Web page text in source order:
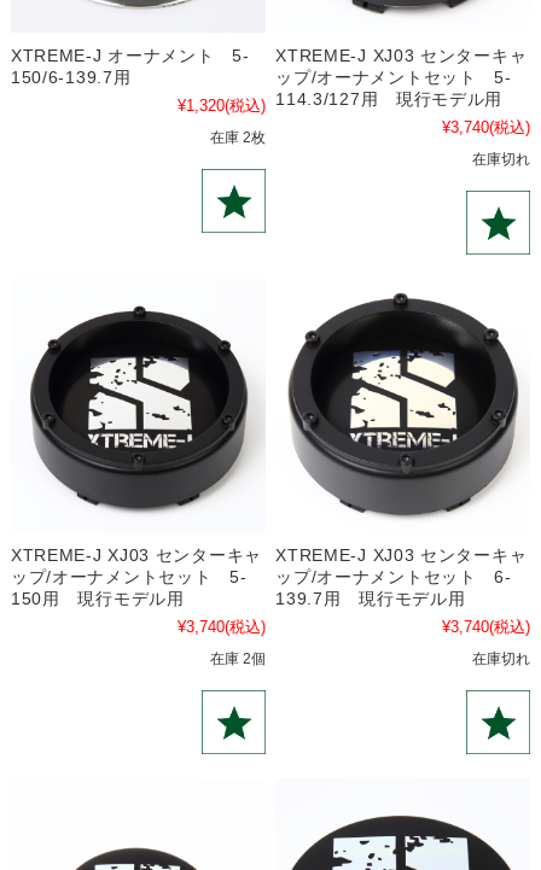
XTREME-J オーナメント 5-
150/6-139.7用
¥1,320(税込)
在庫 2枚
XTREME-J XJ03 センターキャ
ップ/オーナメントセット 5-
114.3/127用 現行モデル用
¥3,740(税込)
在庫切れ
XTREME-J XJ03 センターキャ
ップ/オーナメントセット 5-
150用 現行モデル用
¥3,740(税込)
在庫 2個
XTREME-J XJ03 センターキャ
ップ/オーナメントセット 6-
139.7用 現行モデル用
¥3,740(税込)
在庫切れ